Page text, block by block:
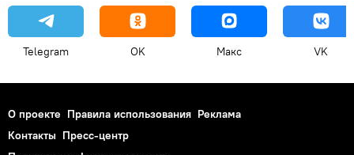
Telegram OK Макс VK
О проекте Правила использования Реклама
Контакты Пресс-центр